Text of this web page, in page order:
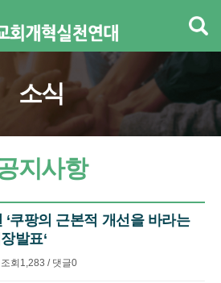
소식
지사항
쿠팡의 근본적 개선을 바라는
발표‘
조회 1,283 / 댓글0